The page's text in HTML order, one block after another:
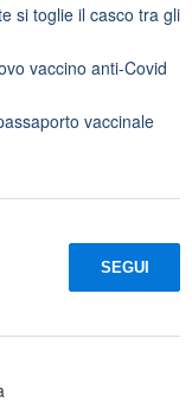
si toglie il casco tra gli
vaccino anti-Covid
vaccinale
SEGUI